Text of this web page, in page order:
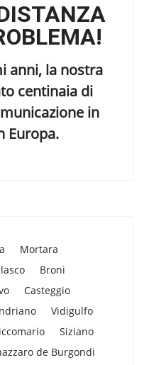
anni, la nostra
centinaia di
in
Europa.
Mortara
Broni
Casteggio
Vidigulfo
Siziano
de Burgondi